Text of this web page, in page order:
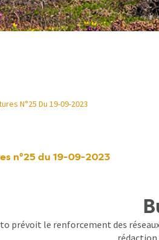
N°25 Du 19-09-2023
n°25 du 19-09-2023
prévoit le renforcement des